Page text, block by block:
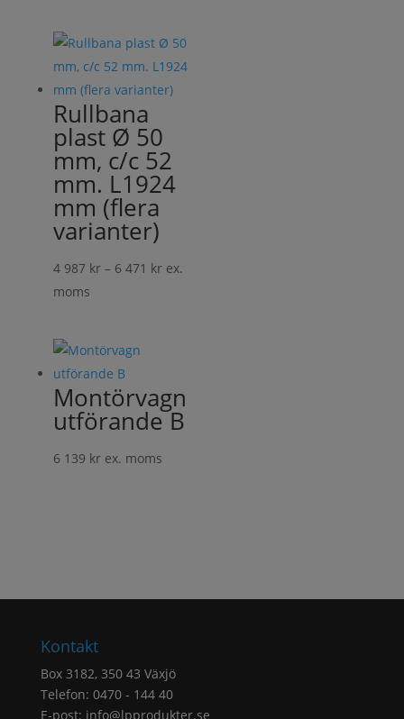
Rullbana
plast Ø 50
mm, c/c 52
mm. L1924
mm (flera
varianter)
4 987 kr – 6 471 krPrisintervall:
ex.
moms
Montörvagn
utförande B
6 139 kr ex. moms
Kontakt
Box 3182, 350 43 Växjö
Telefon: 0470 - 144 40
E-post: info@lpprodukter.se